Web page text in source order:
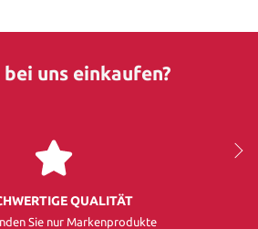
uns einkaufen?
QUALITÄT
Sie nur Markenprodukte